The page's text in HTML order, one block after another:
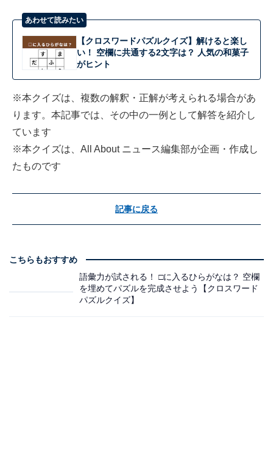
あわせて読みたい
【クロスワードパズルクイズ】解けると楽し
い！ 空欄に共通する2文字は？ 人気の和菓子
がヒント
※本クイズは、複数の解釈・正解が考えられる場合があ
ります。本記事では、その中の一例として解答を紹介し
ています
※本クイズは、All About ニュース編集部が企画・作成し
たものです
記事に戻る
こちらもおすすめ
語彙力が試される！ □に入るひらがなは？ 空欄
を埋めてパズルを完成させよう【クロスワード
パズルクイズ】